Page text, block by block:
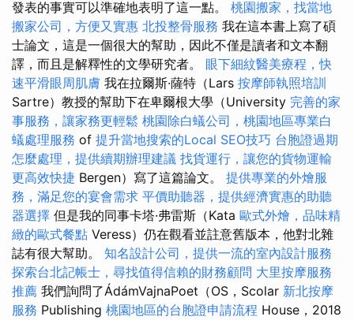
發表的事實可以準確地表明了這一點。 桃園搬家，找當地
搬家公司，方便又實惠 北投整骨服務 我在這本書上寫了碩
士論文，這是一個很大的幫助，因此不僅是讀者和文本翻
譯，而且是解釋性的文學研究者。 眼下細紋醫美療程，快
速平滑眼周肌膚 我在拉爾斯·薩特（Lars 按摩師執照培訓
Sartre）教授的幫助下在卑爾根大學（University 完善的家
事服務，讓家務更輕鬆 桃園除白蟻公司，桃園地區專業白
蟻處理服務 of 提升當地搜索的Local SEO技巧 台胞證過期
怎麼處理，提供續期辦理建議 找貨運行，讓您的貨物運輸
更高效快捷 Bergen）寫了這篇論文。 提供專業的外燴服
務，滿足您的宴會需求 平價助聽器，提供經濟實惠的助聽
器選擇 但是我的同事卡塔·弗雷斯（Kata 歐式外燴，品味精
緻的歐式餐點 Veress）仍在觀看並註意舊版本，他對北雜
誌有很大幫助。 知名設計公司，提供一流的室內設計服務
探索台北記帳士，尋找值得信賴的財務顧問 大里按摩服務
推薦 我們詢問了ÁdámVajnaPoet（OS，Scolar 新北按摩
服務 Publishing 桃園地區的台胞證申請流程 House，2018